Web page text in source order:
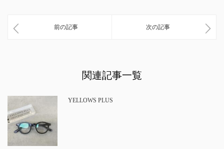
前の記事 次の記事
関連記事一覧
YELLOWS PLUS